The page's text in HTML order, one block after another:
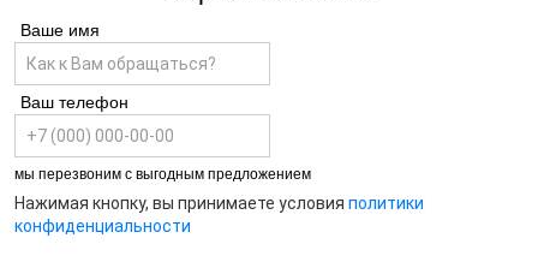
Ваше имя
Ваш телефон
мы перезвоним с выгодным предложением
Нажимая кнопку, вы принимаете условия политики
конфиденциальности